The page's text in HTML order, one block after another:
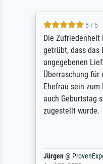
5 / 5
Die Zufriedenheit
getrübt, dass das
angegebenen
Überraschung für
Ehefrau sein
auch Geburtstag
zugestellt wurde.
Jürgen@